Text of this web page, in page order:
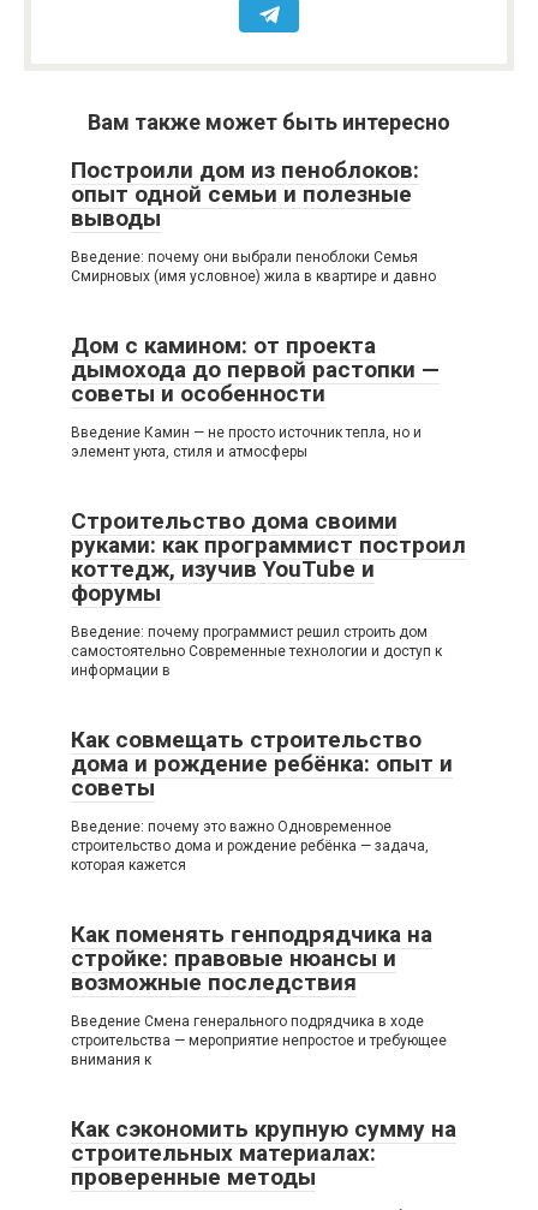
Вам также может быть интересно
Построили дом из пеноблоков:
опыт одной семьи и полезные
выводы
Введение: почему они выбрали пеноблоки Семья
Смирновых (имя условное) жила в квартире и давно
Дом с камином: от проекта
дымохода до первой растопки —
советы и особенности
Введение Камин — не просто источник тепла, но и
элемент уюта, стиля и атмосферы
Строительство дома своими
руками: как программист построил
коттедж, изучив YouTube и
форумы
Введение: почему программист решил строить дом
самостоятельно Современные технологии и доступ к
информации в
Как совмещать строительство
дома и рождение ребёнка: опыт и
советы
Введение: почему это важно Одновременное
строительство дома и рождение ребёнка — задача,
которая кажется
Как поменять генподрядчика на
стройке: правовые нюансы и
возможные последствия
Введение Смена генерального подрядчика в ходе
строительства — мероприятие непростое и требующее
внимания к
Как сэкономить крупную сумму на
строительных материалах:
проверенные методы